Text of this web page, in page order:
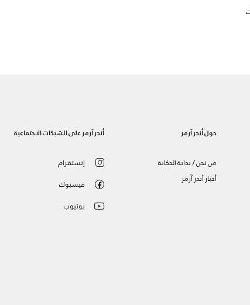
حول أندر آرمر
من نحن / بداية الحكاية
أخبار أندر آرمر
أندر آرمر على الشبكات الاجتماعية
إنستقرام
فيسبوك
يوتيوب